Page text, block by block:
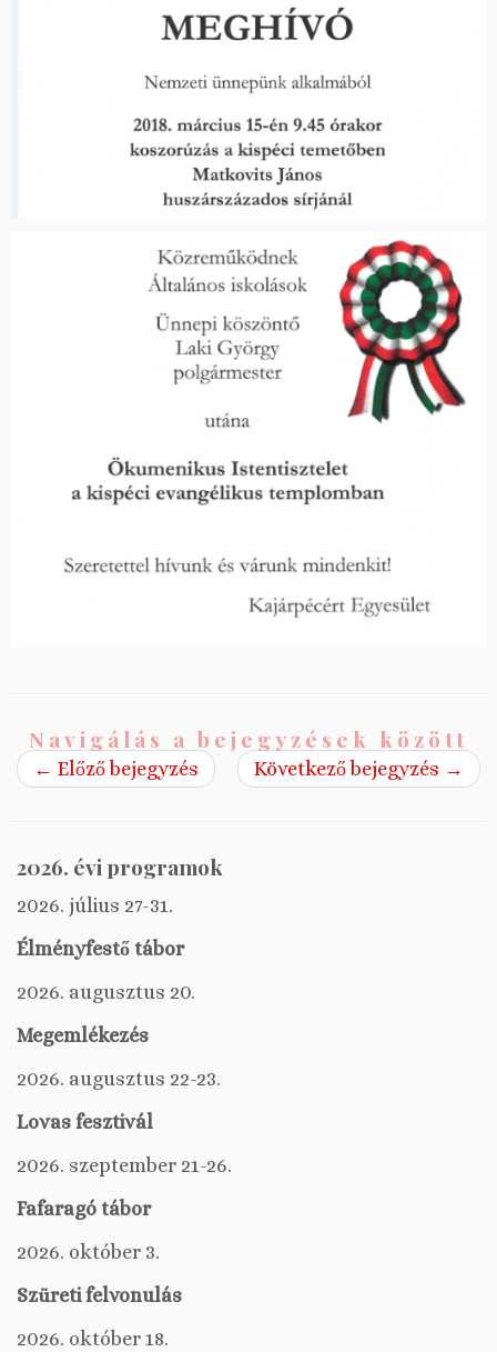
Navigálás a bejegyzések között
← Előző bejegyzés Következő bejegyzés →
2026. évi programok
2026. július 27-31.
Élményfestő tábor
2026. augusztus 20.
Megemlékezés
2026. augusztus 22-23.
Lovas fesztivál
2026. szeptember 21-26.
Fafaragó tábor
2026. október 3.
Szüreti felvonulás
2026. október 18.